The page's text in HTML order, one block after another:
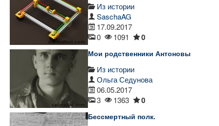
Из истории
SaschaAG
17.09.2017
0
1091 0
Мои родственники Антоновы
Из истории
Ольга Седунова
06.05.2017
3
1363 0
Бессмертный полк.